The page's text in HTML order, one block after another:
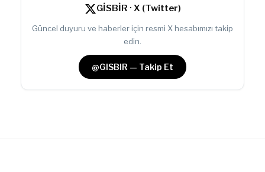
GİSBİR · X (Twitter)
Güncel duyuru ve haberler için resmi X hesabımızı takip
edin.
@GISBIR — Takip Et